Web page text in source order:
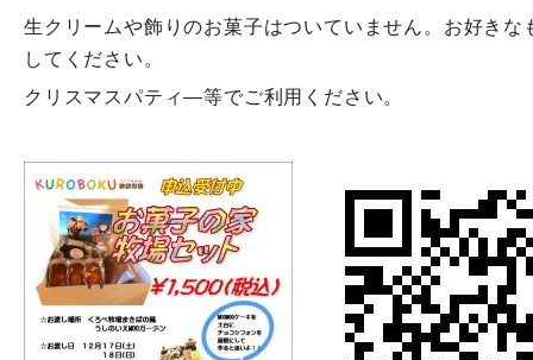
生クリームや飾りのお菓子はついていません。お好きな
してください。
クリスマスパティ―等でご利用ください。